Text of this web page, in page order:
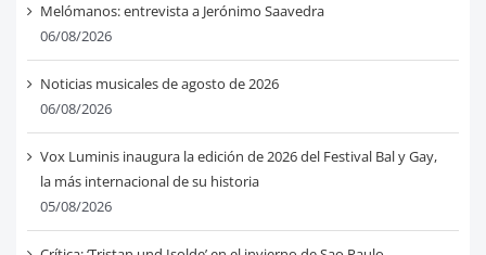
Melómanos: entrevista a Jerónimo Saavedra
06/08/2026
Noticias musicales de agosto de 2026
06/08/2026
Vox Luminis inaugura la edición de 2026 del Festival Bal y Gay,
la más internacional de su historia
05/08/2026